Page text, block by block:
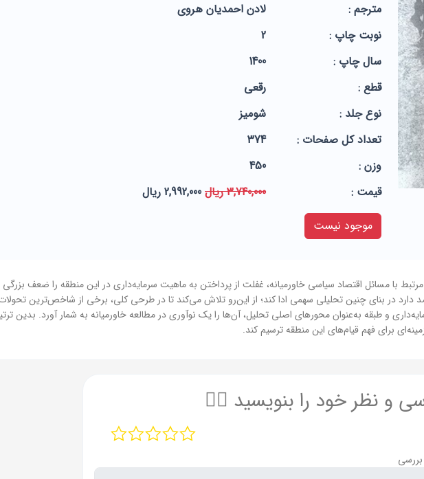
مترجم :
لادن احمدیان هروی
نوبت چاپ :
2
سال چاپ :
1400
قطع :
رقعی
نوع جلد :
شومیز
تعداد کل صفحات :
374
وزن :
450
قيمت :
3,740,000 ریال
2,992,000 ریال
موجود نیست
با مسائل اقتصاد سیاسی خاورمیانه، غفلت از پرداختن به ماهیت سرمایه‌داری در این منطقه را ضعف بزرگی
در بنای چنین تحلیلی سهمی ادا کند؛ از این‌رو تلاش می‌کند تا در طرحی کلی، برخی از شاخص‌ترین تحولات
و طبقه به‌عنوان محورهای اصلی تحلیل، آن‌ها را یک نوآوری در مطالعه خاورمیانه به شمار آورد.
برای فهم قیام‌های این منطقه ترسیم کند.
و نظر خود را بنویسید ✍🏻